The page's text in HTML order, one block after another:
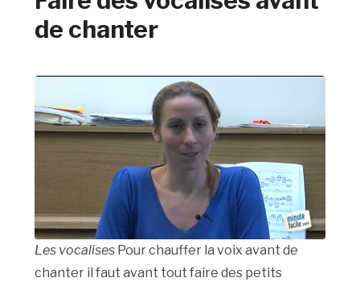
de chanter
Les vocalises Pour chauffer la voix avant de
chanter il faut avant tout faire des petits